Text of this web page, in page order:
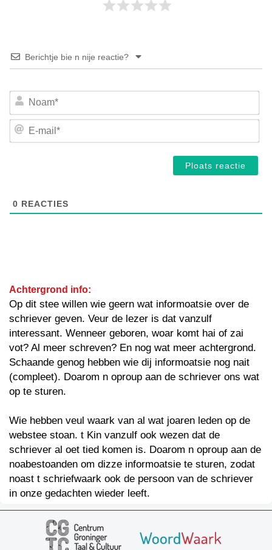
Berichtje bie n nije reactie?
E-
0 REACTIES
Achtergrond info:
Op dit stee willen wie geern wat informoatsie over de
schriever geven. Veur de lezer is dat vanzulf
interessant. Wenneer geboren, woar komt hai of zai
vot? Al meer schreven? En nog wat meer achtergrond.
Schaande genog hebben wie dij informoatsie nog nait
(compleet). Doarom n oproup aan de schriever ons wat
op te sturen.
Wie hebben veul waark van al wat joaren leden op de
webstee stoan. t Kin vanzulf ook wezen dat de
schriever al oet tied komen is. Doarom n oproup aan de
noabestoanden om dizze informoatsie te sturen, zodat
noast t schriefwaark ook de persoon van de schriever
in onze gedachten wieder leeft.